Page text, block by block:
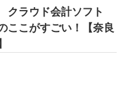
ラウド会計ソフト
ここがすごい！【奈良